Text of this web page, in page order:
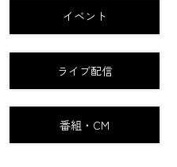
イベント
ライブ配信
番組・CM